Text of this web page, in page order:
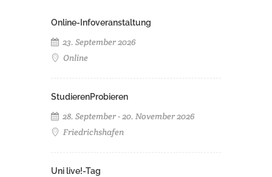
Online-Infoveranstaltung
23. September 2026
Online
StudierenProbieren
28. September - 20. November 2026
Friedrichshafen
Uni live!-Tag